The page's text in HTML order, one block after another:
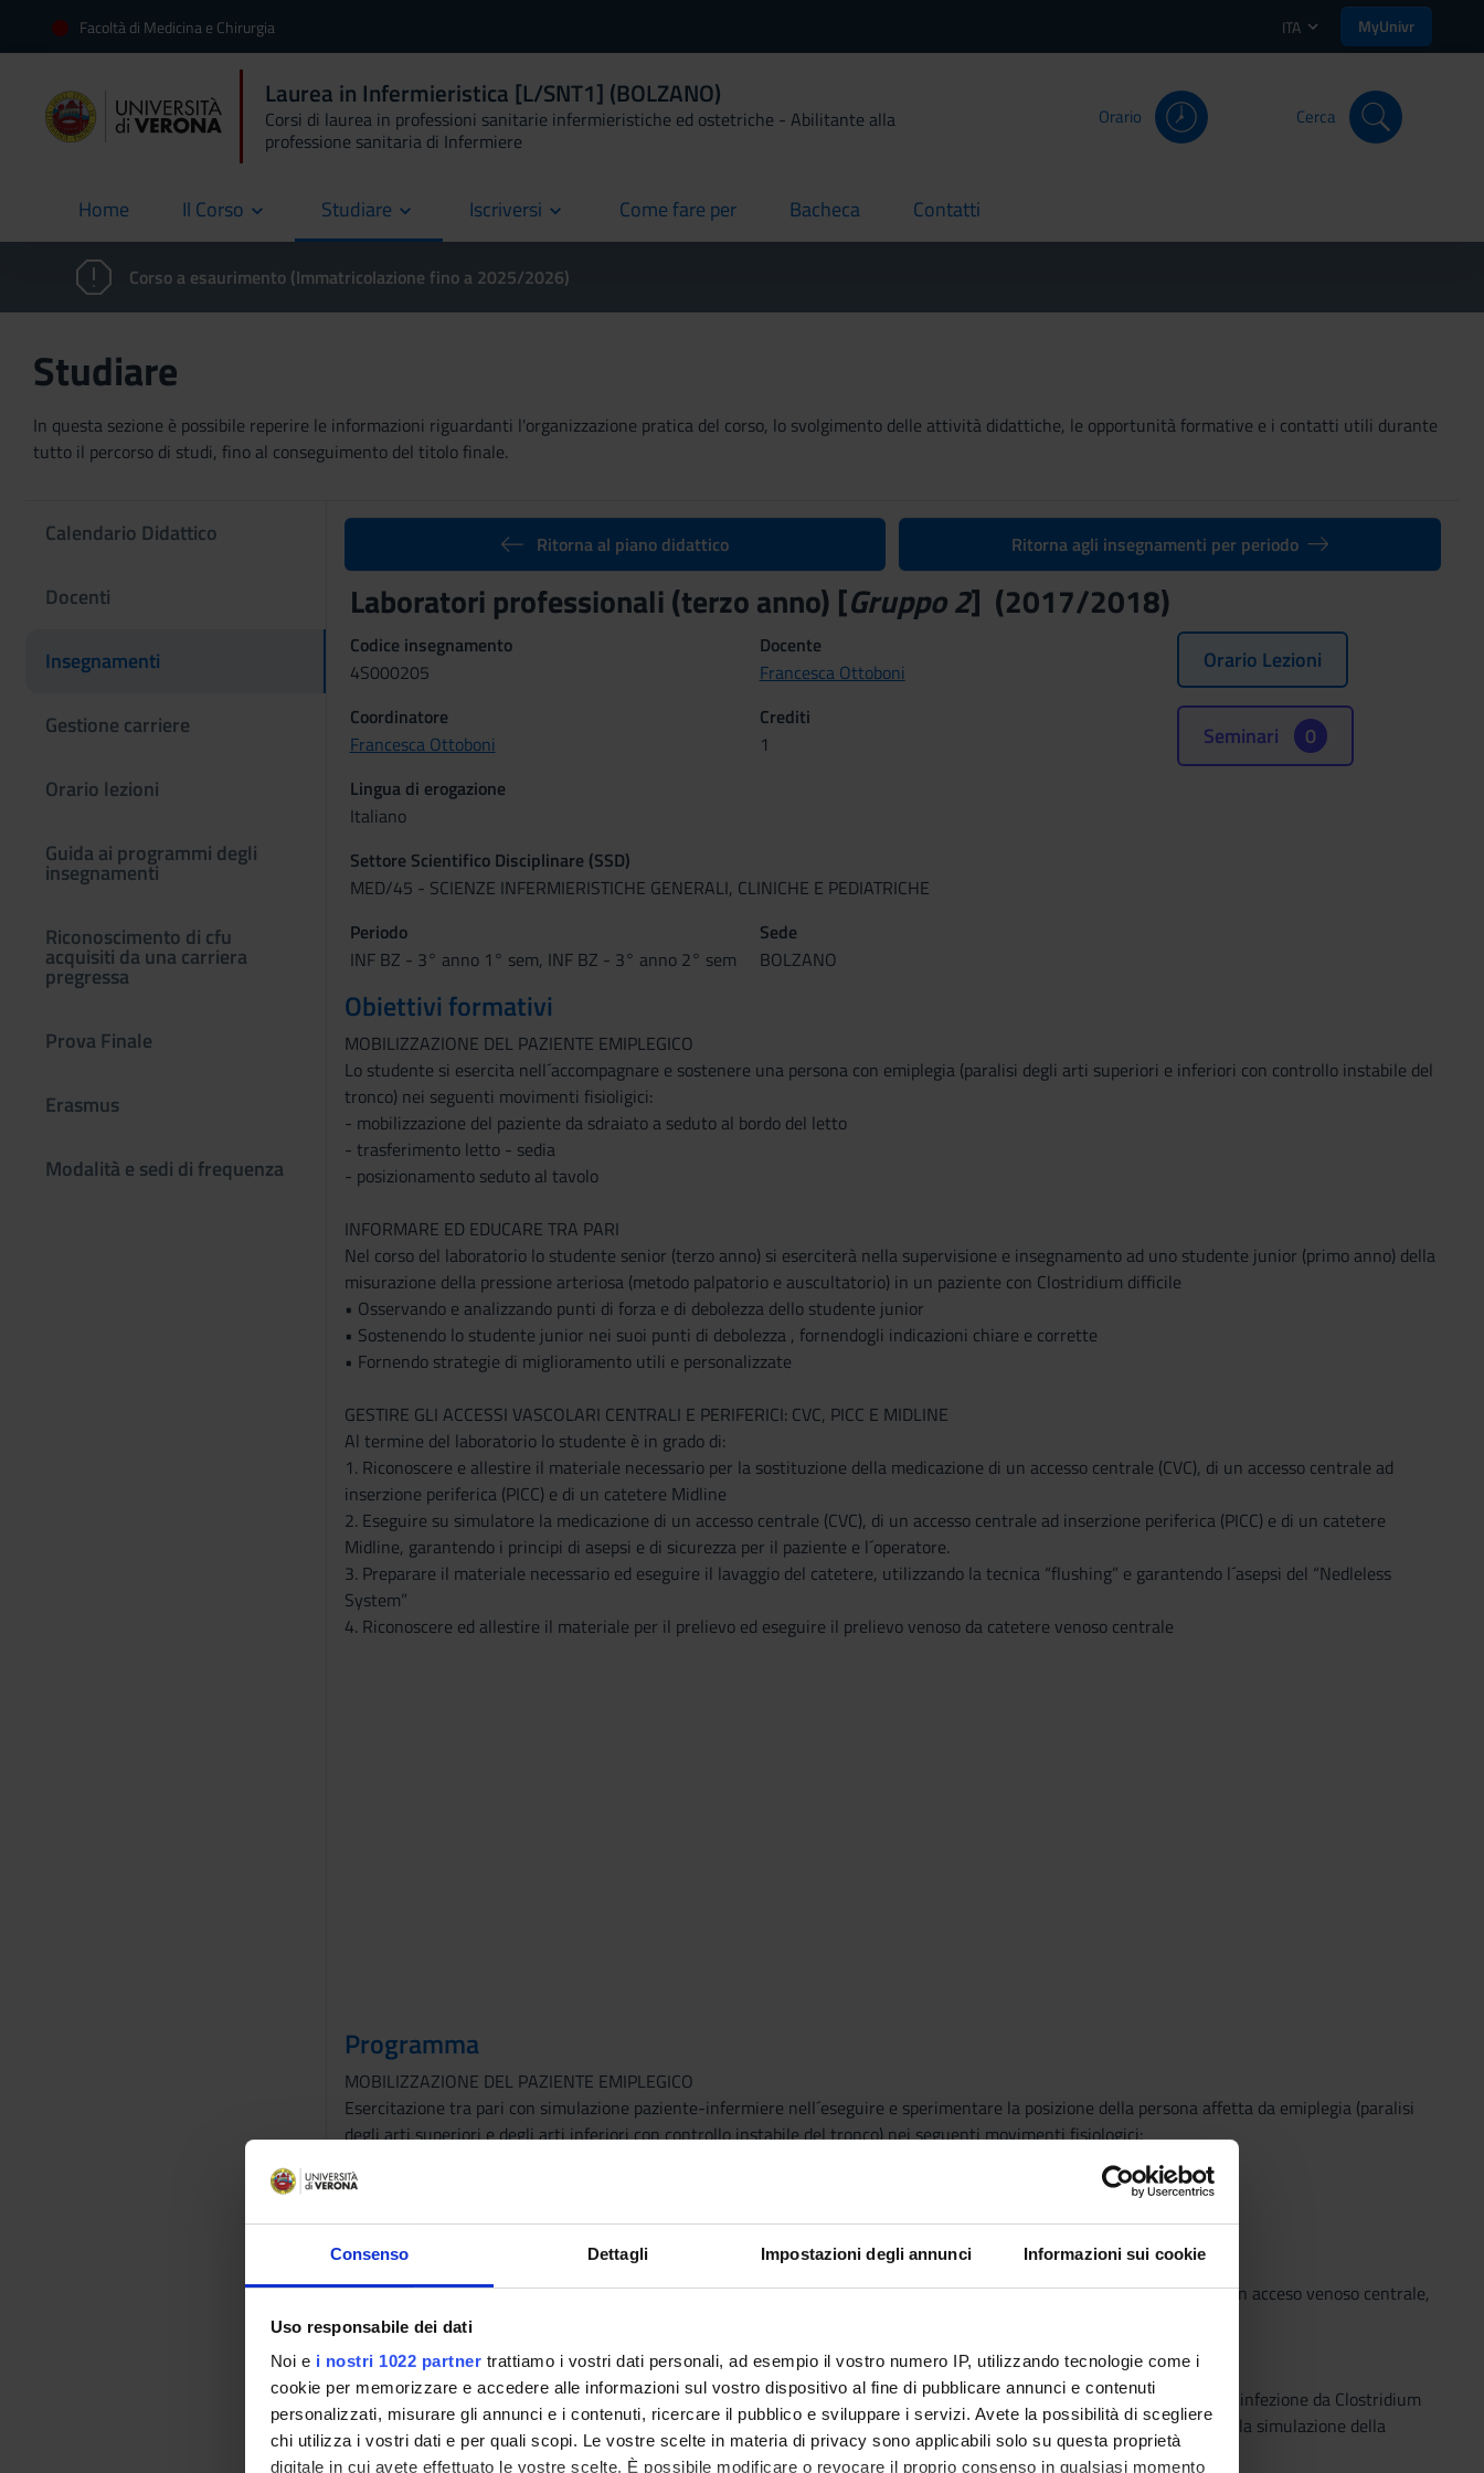
Consenso Dettagli Impostazioni degli annunci Informazioni sui cookie
Uso responsabile dei dati
Noi e i nostri 1022 partner trattiamo i vostri dati personali, ad esempio il vostro numero IP, utilizzando tecnologie come i
cookie per memorizzare e accedere alle informazioni sul vostro dispositivo al fine di pubblicare annunci e contenuti
personalizzati, misurare gli annunci e i contenuti, ricercare il pubblico e sviluppare i servizi. Avete la possibilità di scegliere
chi utilizza i vostri dati e per quali scopi. Le vostre scelte in materia di privacy sono applicabili solo su questa proprietà
digitale in cui avete effettuato le vostre scelte. È possibile modificare o revocare il proprio consenso in qualsiasi momento
Facoltà di Medicina e Chirurgia ITA MyUnivr
Laurea in Infermieristica [L/SNT1] (BOLZANO)
Corsi di laurea in professioni sanitarie infermieristiche ed ostetriche - Abilitante alla
professione sanitaria di Infermiere
Orario Cerca
Home
current Il Corso Studiare Iscriversi Come fare per
current Bacheca
current Contatti
current
Corso a esaurimento (Immatricolazione fino a 2025/2026)
Studiare
In questa sezione è possibile reperire le informazioni riguardanti l'organizzazione pratica del corso, lo svolgimento delle attività didattiche, le opportunità formative e i contatti utili durante
tutto il percorso di studi, fino al conseguimento del titolo finale.
Calendario Didattico
Docenti
Insegnamenti
Gestione carriere
Orario lezioni
Guida ai programmi degli
insegnamenti
Riconoscimento di cfu
acquisiti da una carriera
pregressa
Prova Finale
Erasmus
Modalità e sedi di frequenza
Ritorna al piano didattico Ritorna agli insegnamenti per periodo
Laboratori professionali (terzo anno) [Gruppo 2] (2017/2018)
Codice insegnamento
4S000205
Docente
Francesca Ottoboni
Coordinatore
Francesca Ottoboni
Crediti
1
Lingua di erogazione
Italiano
Settore Scientifico Disciplinare (SSD)
MED/45 - SCIENZE INFERMIERISTICHE GENERALI, CLINICHE E PEDIATRICHE
Periodo
INF BZ - 3° anno 1° sem, INF BZ - 3° anno 2° sem
Sede
BOLZANO
Orario Lezioni
Seminari 0
Obiettivi formativi
MOBILIZZAZIONE DEL PAZIENTE EMIPLEGICO
Lo studente si esercita nell´accompagnare e sostenere una persona con emiplegia (paralisi degli arti superiori e inferiori con controllo instabile del
tronco) nei seguenti movimenti fisioligici:
- mobilizzazione del paziente da sdraiato a seduto al bordo del letto
- trasferimento letto - sedia
- posizionamento seduto al tavolo
INFORMARE ED EDUCARE TRA PARI
Nel corso del laboratorio lo studente senior (terzo anno) si eserciterà nella supervisione e insegnamento ad uno studente junior (primo anno) della
misurazione della pressione arteriosa (metodo palpatorio e auscultatorio) in un paziente con Clostridium difficile
• Osservando e analizzando punti di forza e di debolezza dello studente junior
• Sostenendo lo studente junior nei suoi punti di debolezza , fornendogli indicazioni chiare e corrette
• Fornendo strategie di miglioramento utili e personalizzate
GESTIRE GLI ACCESSI VASCOLARI CENTRALI E PERIFERICI: CVC, PICC E MIDLINE
Al termine del laboratorio lo studente è in grado di:
1. Riconoscere e allestire il materiale necessario per la sostituzione della medicazione di un accesso centrale (CVC), di un accesso centrale ad
inserzione periferica (PICC) e di un catetere Midline
2. Eseguire su simulatore la medicazione di un accesso centrale (CVC), di un accesso centrale ad inserzione periferica (PICC) e di un catetere
Midline, garantendo i principi di asepsi e di sicurezza per il paziente e l´operatore.
3. Preparare il materiale necessario ed eseguire il lavaggio del catetere, utilizzando la tecnica “flushing” e garantendo l´asepsi del “Nedleless
System”
4. Riconoscere ed allestire il materiale per il prelievo ed eseguire il prelievo venoso da catetere venoso centrale
Programma
MOBILIZZAZIONE DEL PAZIENTE EMIPLEGICO
Esercitazione tra pari con simulazione paziente-infermiere nell´eseguire e sperimentare la posizione della persona affetta da emiplegia (paralisi
degli arti superiori e degli arti inferiori con controllo instabile del tronco) nei seguenti movimenti fisiologici:
- Trasferimento letto - sedia
GESTIRE GLI ACCESSI VENOSI VASCOLARI CENTRALI E PERIFERICI: CVC; PICC E MIDLINE
Applicazione dei contenuti teroici appresi in teoria attraverso l´utilizzo di simulatori; sostituzione della medicazione di un acceso venoso centrale,
Picc, Midline (lavaggio, prelievo venoso da catetere venoso centrale, medicazione
INSEGNARE ED EDUCARE TRA PARI
Il laboratorio prevede la misurazione della pressione arteriosa con metodo palpatorio e auscultatorio in un paziente con infezione da Clostridium
difficile, da parte dello studente junior. Lo studente senior supervisiona, corregge e istruisce lo studente Junior durante la simulazione della
procedura.